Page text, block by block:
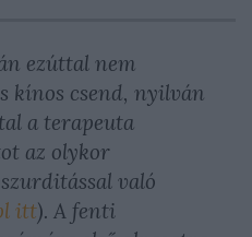
ezúttal nem
kínos csend, nyilván
a terapeuta
az olykor
való
itt). A fenti